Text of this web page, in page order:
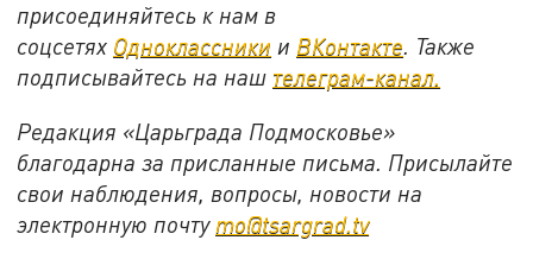
присоединяйтесь к нам в
соцсетях Одноклассники и ВКонтакте. Также
подписывайтесь на наш телеграм-канал.
Редакция «Царьграда Подмосковье»
благодарна за присланные письма. Присылайте
свои наблюдения, вопросы, новости на
электронную почту mo@tsargrad.tv